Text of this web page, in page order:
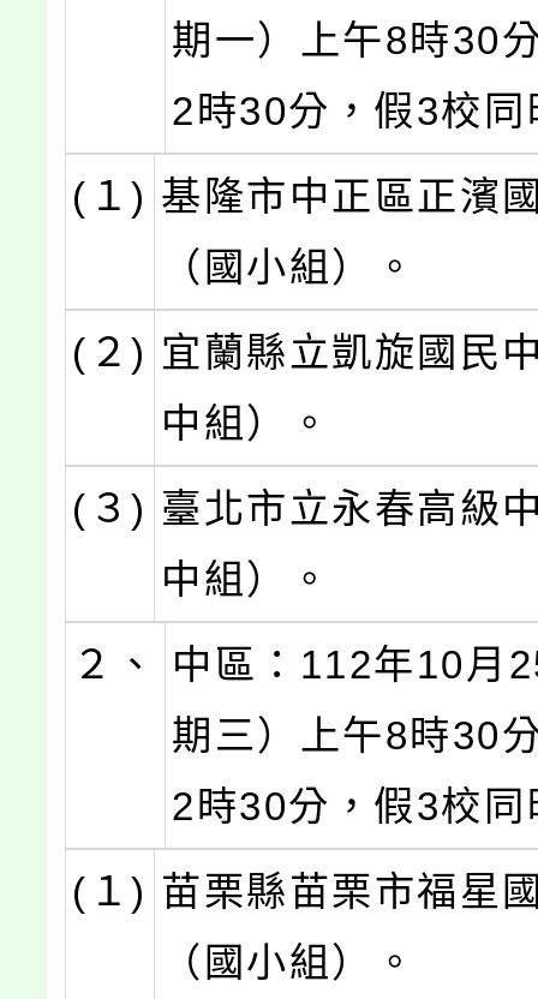
期一）上午8時30
2時30分，假3校同
(１) 基隆市中正區正濱
（國小組）。
(２) 宜蘭縣立凱旋國民
中組）。
(３) 臺北市立永春高級
中組）。
２、
中區：112年10月
期三）上午8時30
2時30分，假3校同
(１) 苗栗縣苗栗市福星
（國小組）。